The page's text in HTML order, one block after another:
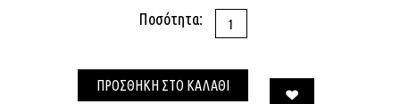
Ποσότητα:
ΠΡΟΣΘΗΚΗ ΣΤΟ ΚΑΛΑΘΙ